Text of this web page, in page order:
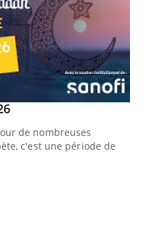
Youtube
de nombreuses
c'est une période de
pour faciliter l’accès
mutualiste innove en
d'un « jumeau